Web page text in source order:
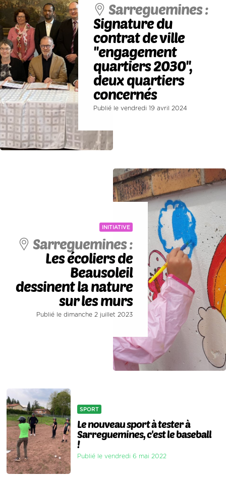
Sarreguemines :
Signature du
contrat de ville
''engagement
quartiers 2030'',
deux quartiers
concernés
Publié le vendredi 19 avril 2024
INITIATIVE
Sarreguemines :
Les écoliers de
Beausoleil
dessinent la nature
sur les murs
Publié le dimanche 2 juillet 2023
SPORT
Le nouveau sport à tester à
Sarreguemines, c'est le baseball
!
Publié le vendredi 6 mai 2022